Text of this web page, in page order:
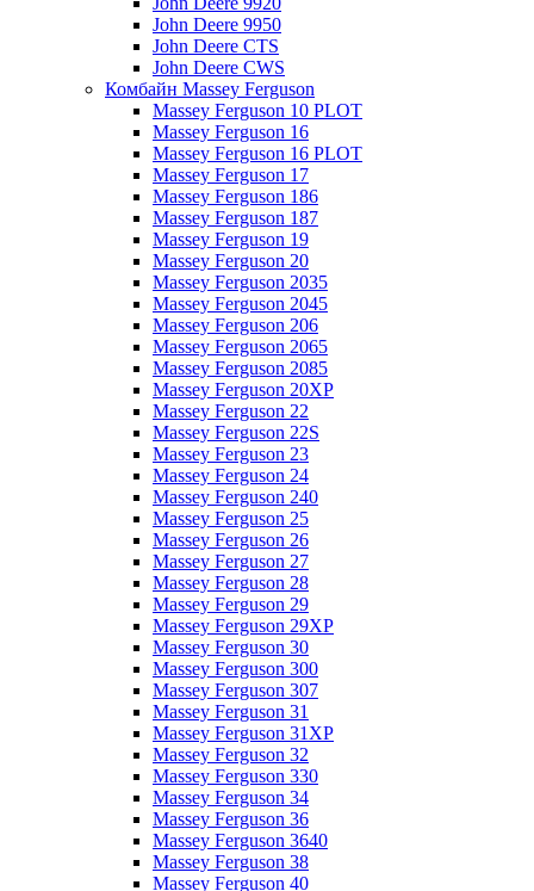
John Deere 9950
John Deere CTS
John Deere CWS
Комбайн Massey Ferguson
Massey Ferguson 10 PLOT
Massey Ferguson 16
Massey Ferguson 16 PLOT
Massey Ferguson 17
Massey Ferguson 186
Massey Ferguson 187
Massey Ferguson 19
Massey Ferguson 20
Massey Ferguson 2035
Massey Ferguson 2045
Massey Ferguson 206
Massey Ferguson 2065
Massey Ferguson 2085
Massey Ferguson 20XP
Massey Ferguson 22
Massey Ferguson 22S
Massey Ferguson 23
Massey Ferguson 24
Massey Ferguson 240
Massey Ferguson 25
Massey Ferguson 26
Massey Ferguson 27
Massey Ferguson 28
Massey Ferguson 29
Massey Ferguson 29XP
Massey Ferguson 30
Massey Ferguson 300
Massey Ferguson 307
Massey Ferguson 31
Massey Ferguson 31XP
Massey Ferguson 32
Massey Ferguson 330
Massey Ferguson 34
Massey Ferguson 36
Massey Ferguson 3640
Massey Ferguson 38
Massey Ferguson 40